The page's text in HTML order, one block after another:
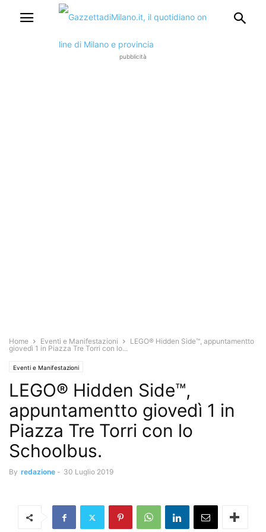
pubblicità
Home Eventi e Manifestazioni
LEGO® Hidden Side™, appuntamentto
giovedì 1 in Piazza Tre Torri con lo...
Eventi e Manifestazioni
LEGO® Hidden Side™,
appuntamentto giovedì 1 in
Piazza Tre Torri con lo
Schoolbus.
By redazione - 30 Luglio 2019